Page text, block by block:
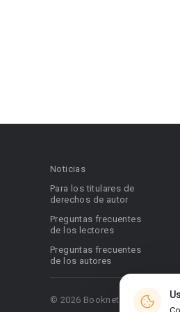
Noticias
Para los titulares de
derechos de autor
Preguntas frecuentes
de los lectores
Preguntas frecuentes
de los autores
© 2026 Booknet. Todos los